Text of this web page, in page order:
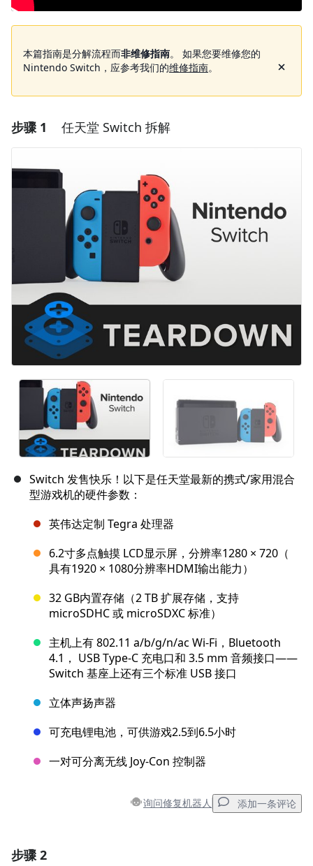
本篇指南是分解流程而非维修指南。 如果您要维修您的
Nintendo Switch，应参考我们的维修指南。
步骤 1 任天堂 Switch 拆解
Switch 发售快乐！以下是任天堂最新的携式/家用混合
型游戏机的硬件参数：
英伟达定制 Tegra 处理器
6.2寸多点触摸 LCD显示屏，分辨率1280 × 720（
具有1920 × 1080分辨率HDMI输出能力）
32 GB内置存储（2 TB 扩展存储，支持
microSDHC 或 microSDXC 标准）
主机上有 802.11 a/b/g/n/ac Wi-Fi，Bluetooth
4.1， USB Type-C 充电口和 3.5 mm 音频接口——
Switch 基座上还有三个标准 USB 接口
立体声扬声器
可充电锂电池，可供游戏2.5到6.5小时
一对可分离无线 Joy-Con 控制器
询问修复机器人 添加一条评论
步骤 2